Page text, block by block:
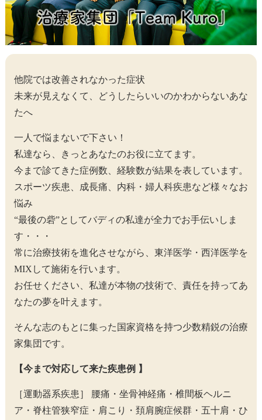
他院では改善されなかった症状
未来が見えなくて、どうしたらいいのかわからないあな
たへ
一人で悩まないで下さい！
私達なら、きっとあなたのお役に立てます。
今まで診てきた症例数、経験数が結果を表しています。
スポーツ疾患、成長痛、内科・婦人科疾患など様々なお
悩み
“最後の砦”としてバディの私達が全力でお手伝いしま
す・・・
常に治療技術を進化させながら、東洋医学・西洋医学を
MIXして施術を行います。
お任せください、私達が本物の技術で、責任を持ってあ
なたの夢を叶えます。
そんな志のもとに集った国家資格を持つ少数精鋭の治療
家集団です。
【今まで対応して来た疾患例 】
［運動器系疾患］ 腰痛・坐骨神経痛・椎間板ヘルニ
ア・脊柱管狭窄症・肩こり・頚肩腕症候群・五十肩・ひ